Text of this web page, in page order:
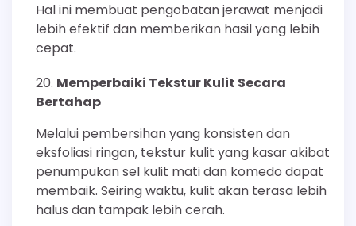
Hal ini membuat pengobatan jerawat menjadi
lebih efektif dan memberikan hasil yang lebih
cepat.
Memperbaiki Tekstur Kulit Secara
Bertahap
Melalui pembersihan yang konsisten dan
eksfoliasi ringan, tekstur kulit yang kasar akibat
penumpukan sel kulit mati dan komedo dapat
membaik. Seiring waktu, kulit akan terasa lebih
halus dan tampak lebih cerah.